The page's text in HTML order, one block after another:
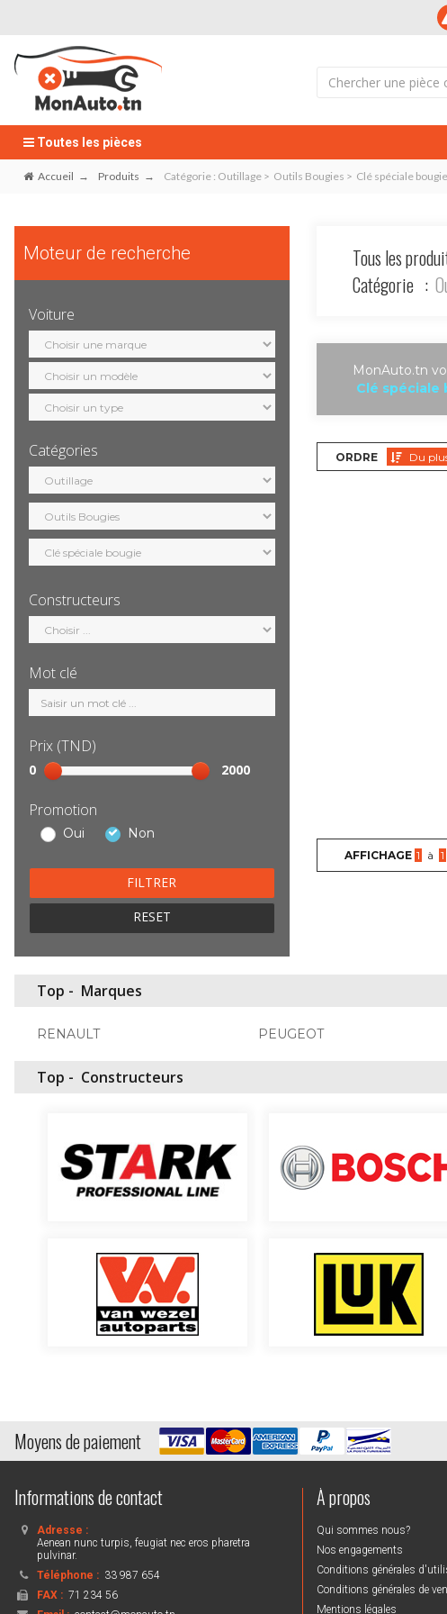
Toutes les pièces
Accueil Produits Catégorie : Outillage > Outils Bougies > Clé spéciale bougie
Moteur de recherche
Voiture
Sélection
marque
Sélection
modèle
Sélection
motorisation
Catégories
Sélection
catégorie
Constructeurs
Sélection
constructeur
Mot clé
Mot
clé
Prix (TND)
Sélection
prix
0 2000
Promotion
Oui Non
RESET
Tous les
Catégorie :
MonAuto.tn
Clé spéciale
ORDRE Du plus
AFFICHAGE 1 à 1
Top - Marques
RENAULT PEUGEOT
Top - Constructeurs
Moyens de paiement
Informations de contact
Adresse :
Aenean nunc turpis, feugiat nec eros pharetra
pulvinar.
Téléphone : 33 987 654
FAX : 71 234 56
À propos
Qui sommes nous?
Nos engagements
Conditions générales
Conditions générales de
Mentions légales